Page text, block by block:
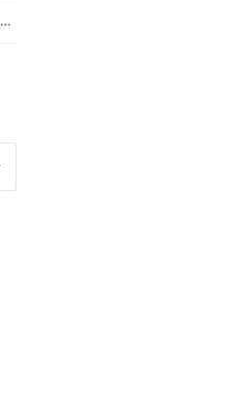
暑い夏の味方⭐︎涼しく快適に過ごせるアイテム2選！